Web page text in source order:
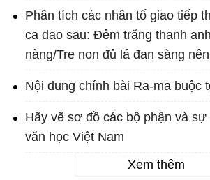
Phân tích các nhân tố giao tiếp
ca dao sau: Đêm trăng thanh
nàng/Tre non đủ lá đan sàng
Nội dung chính bài Ra-ma buộc
Hãy vẽ sơ đồ các bộ phận và sự
văn học Việt Nam
Xem thêm